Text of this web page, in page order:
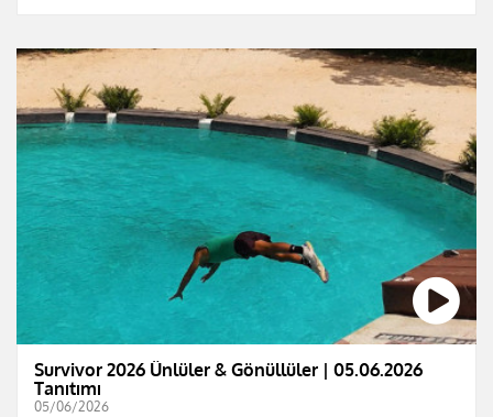
Survivor 2026 Ünlüler & Gönüllüler | 05.06.2026
Tanıtımı
05/06/2026